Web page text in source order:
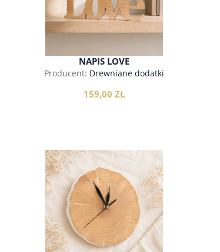
do koszyka
NAPIS LOVE
Producent: Drewniane dodatki
159,00 ZŁ
do koszyka